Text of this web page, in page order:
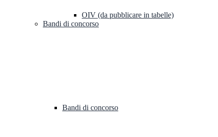
OIV (da pubblicare in tabelle)
Bandi di concorso
Bandi di concorso